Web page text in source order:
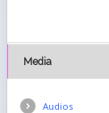
Media
Audios